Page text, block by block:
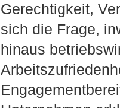
Gerechtigkeit,
sich die Frage,
hinaus